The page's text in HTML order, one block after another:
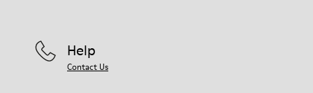
Help
Contact Us